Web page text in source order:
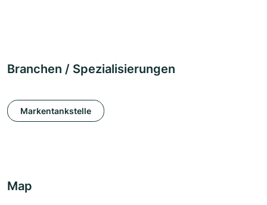
Branchen / Spezialisierungen
Markentankstelle
Map